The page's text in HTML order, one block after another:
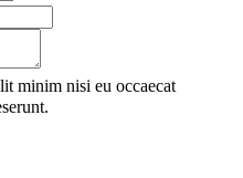
minim nisi eu occaecat